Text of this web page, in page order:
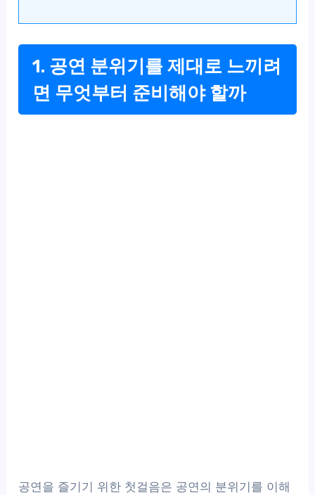
1. 공연 분위기를 제대로 느끼려
면 무엇부터 준비해야 할까
공연을 즐기기 위한 첫걸음은 공연의 분위기를 이해